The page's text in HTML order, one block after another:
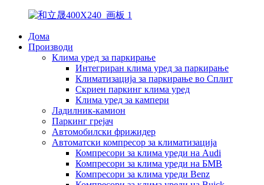
Дома
Производи
Клима уред за паркирање
Интегриран клима уред за паркирање
Климатизација за паркирање во Сплит
Скриен паркинг клима уред
Клима уред за кампери
Ладилник-камион
Паркинг грејач
Автомобилски фрижидер
Автоматски компресор за климатизација
Компресори за клима уреди на Audi
Компресори за клима уреди на БМВ
Компресори за клима уреди Benz